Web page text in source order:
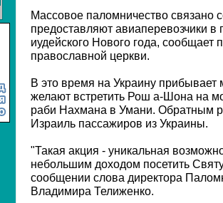
Массовое паломничество связано
предоставляют авиаперевозчики в
иудейского Нового года, сообщает
православной церкви.
В это время на Украину прибывает
желают встретить Рош а-Шона на
раби Нахмана в Умани. Обратным
Израиль пассажиров из Украины.
"Такая акция - уникальная
небольшим доходом посетить
сообщении слова директора
Владимира Телиженко.